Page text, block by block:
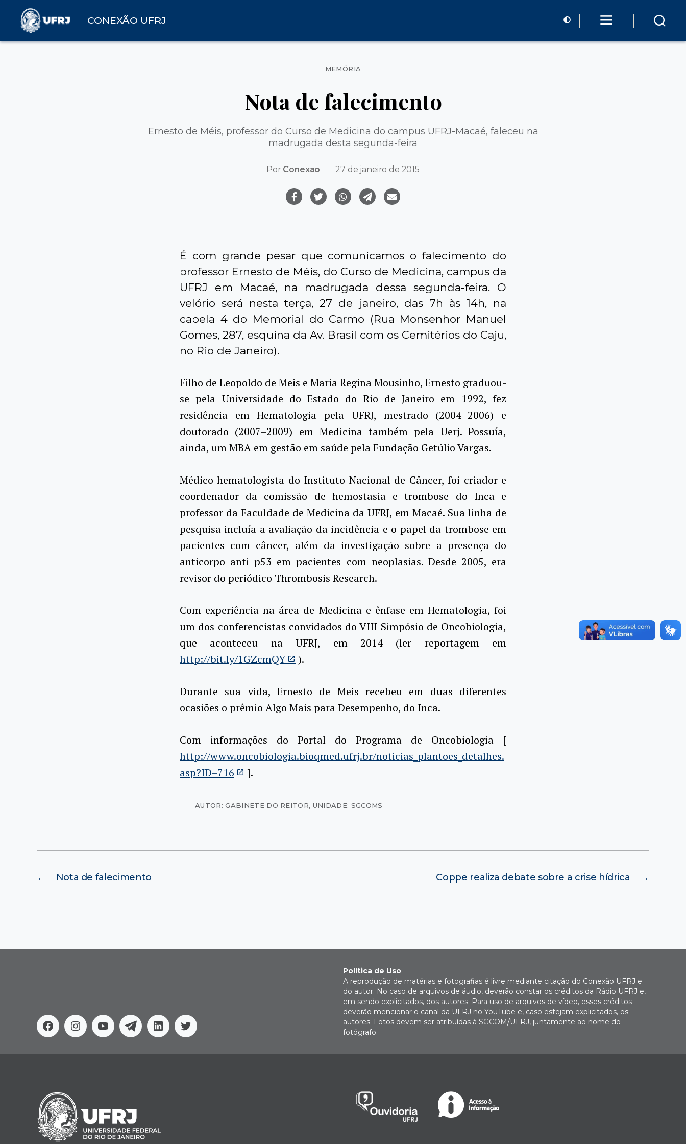
CONEXÃO UFRJ
Categorias
MEMÓRIA
Nota de falecimento
Ernesto de Méis, professor do Curso de Medicina do campus UFRJ-Macaé, faleceu na
madrugada desta segunda-feira
Por Conexão 27 de janeiro de 2015
É com grande pesar que comunicamos o falecimento do
professor Ernesto de Méis, do Curso de Medicina, campus da
UFRJ em Macaé, na madrugada dessa segunda-feira. O
velório será nesta terça, 27 de janeiro, das 7h às 14h, na
capela 4 do Memorial do Carmo (Rua Monsenhor Manuel
Gomes, 287, esquina da Av. Brasil com os Cemitérios do Caju,
no Rio de Janeiro).
Filho de Leopoldo de Meis e Maria Regina Mousinho, Ernesto graduou-
se pela Universidade do Estado do Rio de Janeiro em 1992, fez
residência em Hematologia pela UFRJ, mestrado (2004–2006) e
doutorado (2007–2009) em Medicina também pela Uerj. Possuía,
ainda, um MBA em gestão em saúde pela Fundação Getúlio Vargas.
Médico hematologista do Instituto Nacional de Câncer, foi criador e
coordenador da comissão de hemostasia e trombose do Inca e
professor da Faculdade de Medicina da UFRJ, em Macaé. Sua linha de
pesquisa incluía a avaliação da incidência e o papel da trombose em
pacientes com câncer, além da investigação sobre a presença do
anticorpo anti p53 em pacientes com neoplasias. Desde 2005, era
revisor do periódico Thrombosis Research.
Com experiência na área de Medicina e ênfase em Hematologia, foi
um dos conferencistas convidados do VIII Simpósio de Oncobiologia,
que aconteceu na UFRJ, em 2014 (ler reportagem em
http://bit.ly/1GZcmQY
).
Durante sua vida, Ernesto de Meis recebeu em duas diferentes
ocasiões o prêmio Algo Mais para Desempenho, do Inca.
Com informações do Portal do Programa de Oncobiologia [
http://www.oncobiologia.bioqmed.ufrj.br/noticias_plantoes_detalhes.
asp?ID=716
].
AUTOR: GABINETE DO REITOR, UNIDADE: SGCOMS
← Nota de falecimento →
Coppe realiza debate sobre a crise hídrica
FacebookInstagram
YoutubeTelegramLinkedinTwitter
Política de Uso
A reprodução de matérias e fotografias é livre mediante citação do Conexão UFRJ e
do autor. No caso de arquivos de áudio, deverão constar os créditos da Rádio UFRJ e,
em sendo explicitados, dos autores. Para uso de arquivos de vídeo, esses créditos
deverão mencionar o canal da UFRJ no YouTube e, caso estejam explicitados, os
autores. Fotos devem ser atribuídas à SGCOM/UFRJ, juntamente ao nome do
fotógrafo.